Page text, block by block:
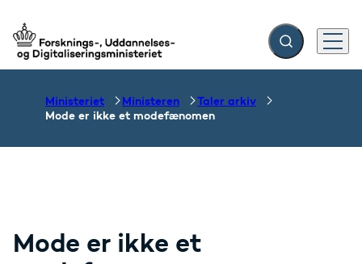
Gå til forsiden Fold søgefelt ud
Menu
Ministeriet Ministeren
Taler arkiv
Mode er ikke et modefænomen
Mode er ikke et